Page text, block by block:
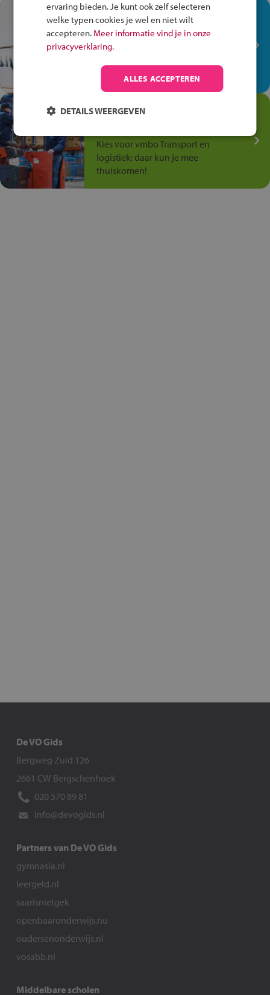
In de winkel ben je op je
plek!
Ontdek via het vmbo jouw talent
anders is!
Jouw talent in de
Kies voor vmbo Transport en
logistiek: daar kun je mee
thuiskomen!
De VO Gids
Bergweg Zuid 126
2661 CW Bergschenhoek
020 570 89 81
info@devogids.nl
Partners van De VO Gids
gymnasia.nl
leergeld.nl
saarisnietgek
openbaaronderwijs.nu
oudersenonderwijs.nl
vosabb.nl
Middelbare scholen
ervaring bieden. Je kunt ook zelf selecteren
welke typen cookies je wel en niet wilt
accepteren. Meer informatie vind je in onze
privacyverklaring.
ALLES ACCEPTEREN
DETAILS WEERGEVEN